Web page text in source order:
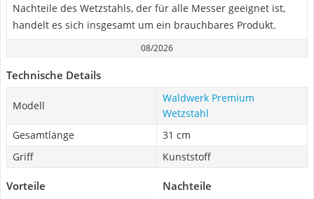
Nachteile des Wetzstahls, der für alle Messer geeignet ist,
handelt es sich insgesamt um ein brauchbares Produkt.
08/2026
Technische Details
Modell
Waldwerk Premium
Wetzstahl
Gesamtlänge
31 cm
Griff
Kunststoff
Vorteile Nachteile